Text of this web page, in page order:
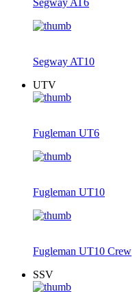
Segway AT6
Segway AT10
UTV
Fugleman UT6
Fugleman UT10
Fugleman UT10 Crew
SSV